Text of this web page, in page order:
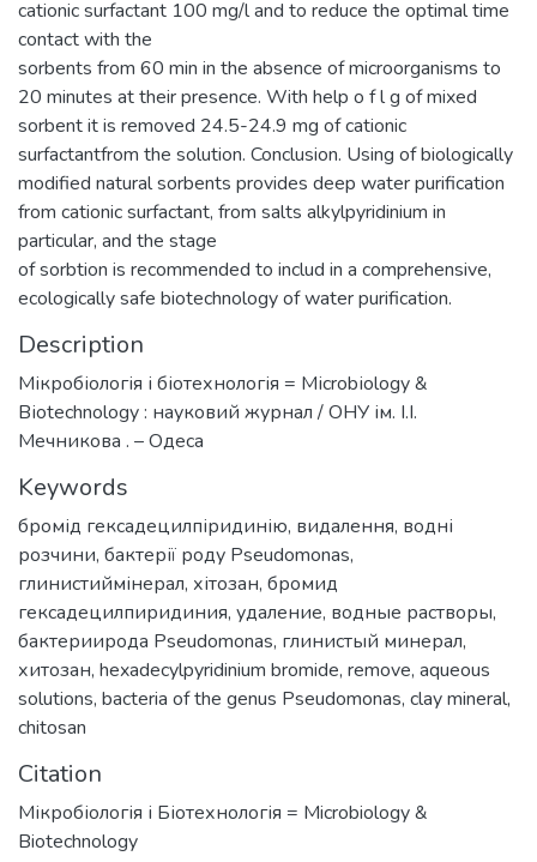
cationic surfactant 100 mg/l and to reduce the optimal time
contact with the
sorbents from 60 min in the absence of microorganisms to
20 minutes at their presence. With help o f l g of mixed
sorbent it is removed 24.5-24.9 mg of cationic
surfactantfrom the solution. Conclusion. Using of biologically
modified natural sorbents provides deep water purification
from cationic surfactant, from salts alkylpyridinium in
particular, and the stage
of sorbtion is recommended to includ in a comprehensive,
ecologically safe biotechnology of water purification.
Description
Мікробіологія і біотехнологія = Mіcrobіology &
Bіotechnology : науковий журнал / ОНУ ім. І.І.
Мечникова . – Одеса
Keywords
бромід гексадецилпіридинію, видалення, водні
розчини, бактерії роду Pseudomonas,
глинистиймінерал, хітозан, бромид
гексадецилпиридиния, удаление, водные растворы,
бактериирода Pseudomonas, глинистый минерал,
хитозан, hexadecylpyridinium bromide, remove, aqueous
solutions, bacteria of the genus Pseudomonas, clay mineral,
chitosan
Citation
Мікробіологія і Біотехнологія = Microbiology &
Biotechnology